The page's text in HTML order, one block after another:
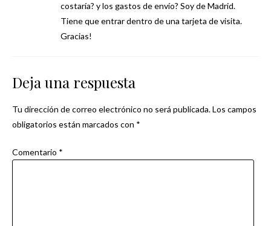
costaría? y los gastos de envío? Soy de Madrid.
Tiene que entrar dentro de una tarjeta de visita.
Gracias!
Deja una respuesta
Tu dirección de correo electrónico no será publicada.Los campos
obligatorios están marcados con *
Comentario *